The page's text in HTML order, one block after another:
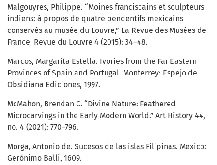
Malgouyres, Philippe. “Moines franciscains et sculpteurs
indiens: à propos de quatre pendentifs mexicains
conservés au musée du Louvre,” La Revue des Musées de
France: Revue du Louvre 4 (2015): 34–48.
Marcos, Margarita Estella. Ivories from the Far Eastern
Provinces of Spain and Portugal. Monterrey: Espejo de
Obsidiana Ediciones, 1997.
McMahon, Brendan C. “Divine Nature: Feathered
Microcarvings in the Early Modern World.” Art History 44,
no. 4 (2021): 770–796.
Morga, Antonio de. Sucesos de las islas Filipinas. Mexico:
Gerónimo Balli, 1609.